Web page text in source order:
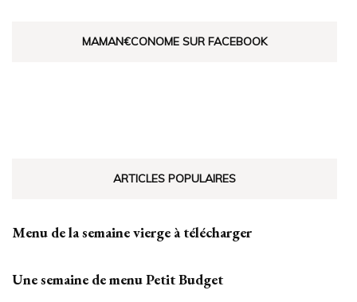
MAMAN€CONOME SUR FACEBOOK
ARTICLES POPULAIRES
Menu de la semaine vierge à télécharger
Une semaine de menu Petit Budget